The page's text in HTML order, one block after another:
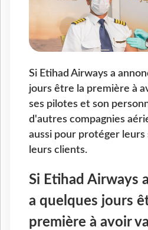
Si Etihad Airways a
jours être la première à
ses pilotes et son
d'autres compagnies
aussi pour protéger leurs
leurs clients.
Si Etihad Airways
a quelques jours
première à avoir